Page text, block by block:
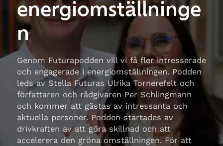
energiomställninge
n
Genom Futurapodden vill vi få fler intresserade
och engagerade i energiomställningen. Podden
leds av Stella Futuras Ulrika Tornerefelt och
författaren och rådgivaren Per Schlingmann
och kommer att gästas av intressanta och
aktuella personer. Podden startades av
drivkraften av att göra skillnad och att
accelerera den gröna omställningen. För att